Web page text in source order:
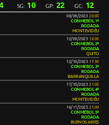
SG: 10 GP: 22 GC: 12
08/09/2023 20:00
CONMEBOL 1ª
RODADA
MONTEVIDÉU
12/09/2023 18:00
CONMEBOL 2ª
RODADA
QUITO
12/10/2023 17:30
CONMEBOL 3ª
RODADA
BARRANQUILLA
17/10/2023 21:00
CONMEBOL 4ª
RODADA
MONTEVIDÉU
16/11/2023 21:00
CONMEBOL 5ª
RODADA
BUENOS AIRES